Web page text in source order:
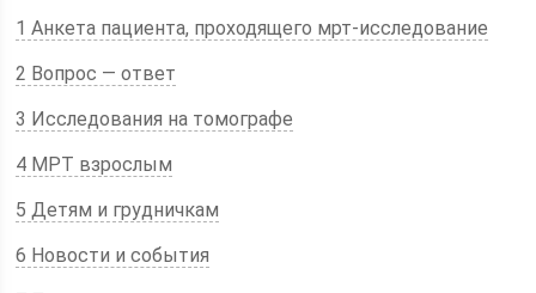
1 Анкета пациента, проходящего мрт-исследование
2 Вопрос — ответ
3 Исследования на томографе
4 МРТ взрослым
5 Детям и грудничкам
6 Новости и события